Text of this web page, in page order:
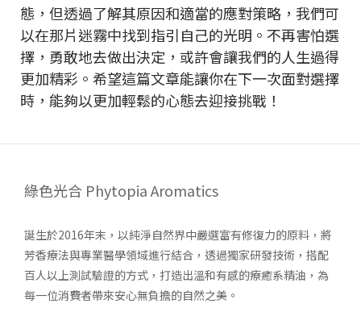
態，但透過了解其原因和適當的應對策略，我們可
以在那片迷霧中找到指引自己的光明。不再害怕選
擇，勇敢地去做出決定，或許會讓我們的人生過得
更加精彩。希望這篇文章能讓你在下一次面對選擇
時，能夠以更加輕鬆的心態去迎接挑戰！
綠色光合 Phytopia Aromatics
誕生於2016年末，以純淨自然界中嚴選富有修復力的原料，將
芳香療法與專業醫學領域進行結合，透過獨家研發技術，搭配
百人以上測試驗證的方式，打造出溫和有感的療癒系精油，為
每一位消費者帶來安心無負擔的自然之美。